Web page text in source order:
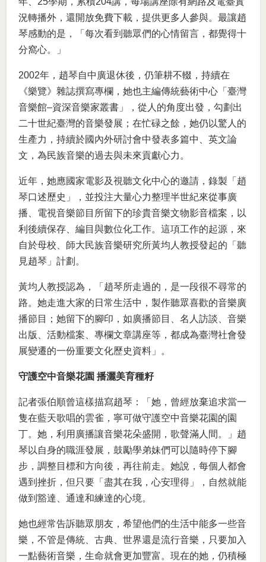
況轉播外，還開放免費下載，提供更多人參與。最讓趙
琴感動的是，「每次看到聽眾們的心情留言，都覺得十
分窩心。」
2002年，趙琴自中廣退休後，仍筆耕不輟，持續在
《樂覽》雜誌撰寫專欄，她也主編傳統藝術中心「臺灣
音樂館–資深音樂家叢書」，從人的角度出發，勾劃出
二十世紀臺灣的音樂發展；在忙碌之餘，她仍以驚人的
生產力，持續於國內外研討會中發表多篇中、英文論
文，為民族音樂的過去與未來貢獻心力。
近年，她應國家電影及視聽文化中心的邀請，錄製「趙
琴口述歷史」，並投注大量心力整理半世紀來從事廣
播、電視音樂節目所留下的珍貴音樂文物影音檔案，以
利後續保存、編目與數位化工作。這項工作的起源，來
自於母校、師大民族音樂研究所黃均人教授發起的「聽
見趙琴」計劃。
黃均人教授認為，「趙琴所走過的，是一段很不尋常的
路。她走進大家的日常生活中，製作聽眾喜歡的音樂廣
播節目；她留下的腳印，如廣播節目、名人訪談、音樂
出版、活動檔案、專欄文章講座等，都成為臺灣社會發
展變遷的一份重要文化歷史資料」。
守護空中音樂花園 播灑美育種籽
記者張伯順曾這樣描寫趙琴：「她，曾經放棄追求當一
隻在藍天歌唱的雲雀，寧可做守護空中音樂花園的園
丁。她，利用廣播讓音樂花朵盛開，歌聲滿人間。」趙
琴以自身的職涯發展，鼓勵學弟妹們可以隨時停下腳
步，調整目標和方向後，再往前走。她說，每個人都會
遇到挫折，但只要「盡其在我，心安理得」，自然就能
做到豁達、通達和練達的心境。
她也經常告訴聽眾朋友，希望他們的生活中能多一些音
樂，不管是傳統、古典、世界還是流行音樂，只要加入
一點藝術音樂，生命就會更加豐富。現在的她，仍積極